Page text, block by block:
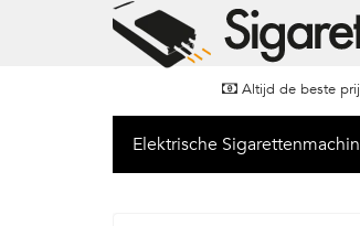
Altijd de beste
Elektrische